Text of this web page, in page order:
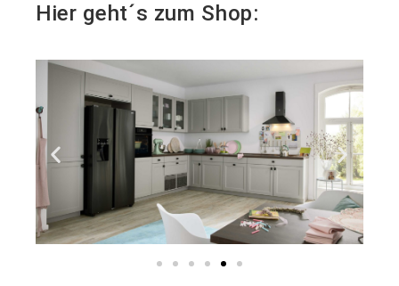
Hier geht´s zum Shop: